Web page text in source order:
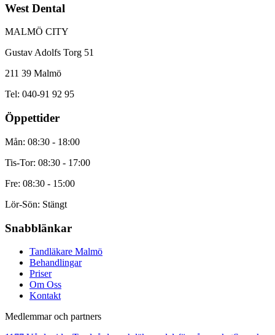
West Dental
MALMÖ CITY
Gustav Adolfs Torg 51
211 39 Malmö
Tel: 040-91 92 95
Öppettider
Mån: 08:30 - 18:00
Tis-Tor: 08:30 - 17:00
Fre: 08:30 - 15:00
Lör-Sön: Stängt
Snabblänkar
Tandläkare Malmö
Behandlingar
Priser
Om Oss
Kontakt
Medlemmar och partners